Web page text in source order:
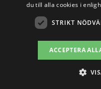
det alternativ
behov. Du
frågaformulär, så
flera olika företag.
du till alla cookies i
STRIKT
ACCEPTERA